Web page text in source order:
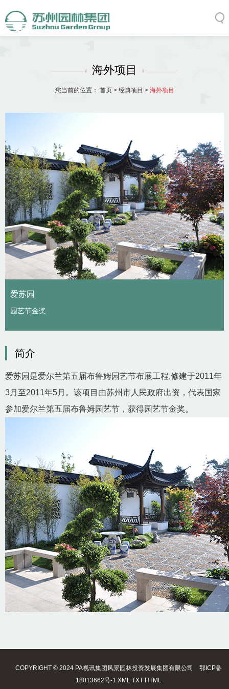
海外项目
您当前的位置： 首页> 经典项目 > 海外项目
爱苏园
园艺节金奖
简介
爱苏园是爱尔兰第五届布鲁姆园艺节布展工程,修建于2011年
3月至2011年5月。该项目由苏州市人民政府出资，代表国家
参加爱尔兰第五届布鲁姆园艺节，获得园艺节金奖。
COPYRIGHT © 2024 PA视讯集团风景园林投资发展集团有限公司 鄂ICP备
18013662号-1 XML TXT HTML